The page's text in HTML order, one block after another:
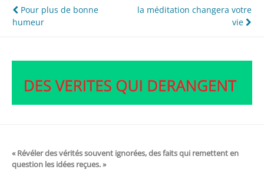
Navigation
de
Pour plus de bonne
humeur
la méditation changera votre
vie
« Révéler des vérités souvent ignorées, des faits qui remettent en
question les idées reçues. »